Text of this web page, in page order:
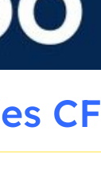
CF